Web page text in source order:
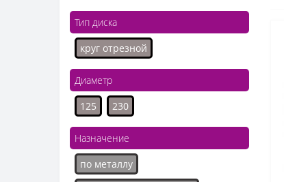
Тип диска
круг отрезной
Диаметр
125
230
Назначение
по металлу